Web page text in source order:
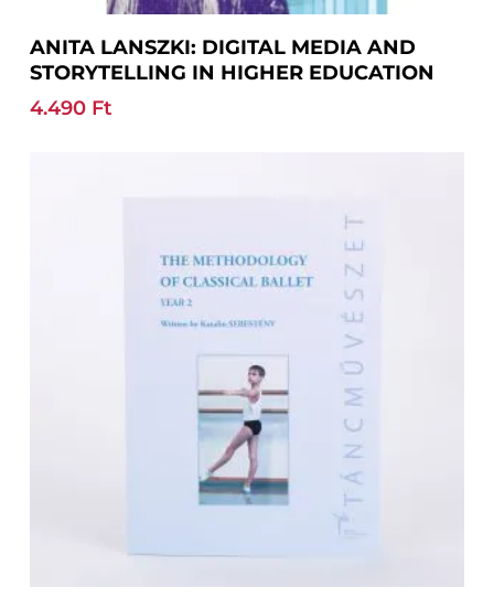
Read More
ANITA LANSZKI: DIGITAL MEDIA AND
STORYTELLING IN HIGHER EDUCATION
4.490 Ft